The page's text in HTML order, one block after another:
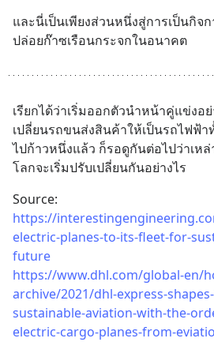
และนี่เป็นเพียงส่วนหนึ่งสู่การเป็นกิจ
ปล่อยก๊าซเรือนกระจกในอนาคต
เรียกได้ว่าเริ่มออกตัวนำหน้าคู่แข่งอ
เปลี่ยนรถขนส่งสินค้าให้เป็นรถไฟฟ้
ไปก้าวหนึ่งแล้ว ก็รอดูกันต่อไปว่าเห
โลกจะเริ่มปรับเปลี่ยนกันอย่างไร
Source:
https://
electric-planes-to-its-fleet-for-
future
https://www.dhl.com/global-en/
archive/2021/dhl-express-
sustainable-aviation-with-the-
electric-cargo-planes-from-